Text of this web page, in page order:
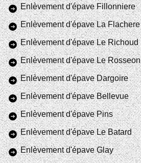
Enlèvement d'épave Fillonniere
Enlèvement d'épave La Flachere
Enlèvement d'épave Le Richoud
Enlèvement d'épave Le Rosseon
Enlèvement d'épave Dargoire
Enlèvement d'épave Bellevue
Enlèvement d'épave Pins
Enlèvement d'épave Le Batard
Enlèvement d'épave Glay